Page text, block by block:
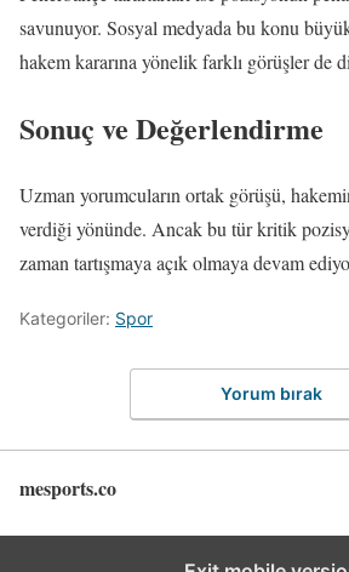
savunuyor. Sosyal medyada bu konu
hakem kararına yönelik farklı görüşler de
Sonuç ve Değerlendirme
Uzman yorumcuların ortak görüşü,
verdiği yönünde. Ancak bu tür kritik
zaman tartışmaya açık olmaya devam
Kategoriler: Spor
Yorum bırak
mesports.co